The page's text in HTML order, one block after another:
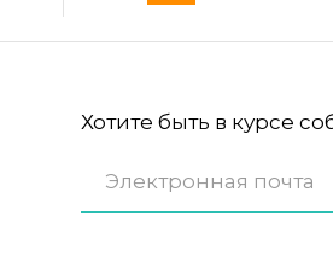
Хотите быть в курсе